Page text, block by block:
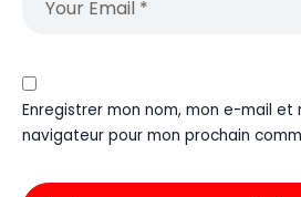
Enregistrer mon nom, mon e-mail et
navigateur pour mon prochain